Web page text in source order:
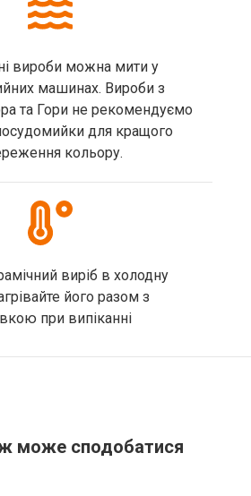
вироби можна мити у
машинах. Вироби з
та Гори не рекомендуємо
для кращого
кольору.
виріб в холодну
його разом з
при випіканні
може сподобатися​